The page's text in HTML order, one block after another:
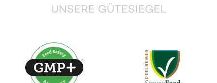
UNSERE GÜTESIEGEL